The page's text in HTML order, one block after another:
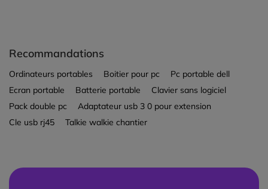
Recommandations
Ordinateurs portables Boitier pour pc
Pc portable dell
Ecran portable
Batterie portable
Clavier sans logiciel
Pack double pc
Adaptateur usb 3 0 pour extension
Cle usb rj45
Talkie walkie chantier